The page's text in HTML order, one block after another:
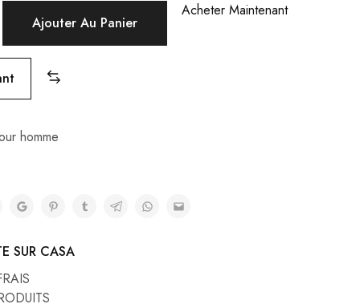
:
DH.
actuel
est :
Ajouter Au Panier
Acheter Maintenant
homme
SUR CASA